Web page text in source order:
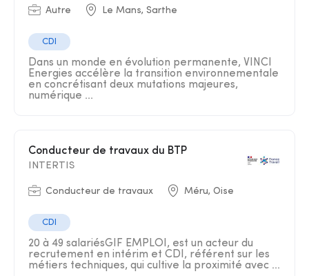
Autre Le Mans, Sarthe
CDI
Dans un monde en évolution permanente, VINCI
Energies accélère la transition environnementale
en concrétisant deux mutations majeures,
numérique ...
Conducteur de travaux du BTP
INTERTIS
Conducteur de travaux Méru, Oise
CDI
20 à 49 salariésGIF EMPLOI, est un acteur du
recrutement en intérim et CDI, référent sur les
métiers techniques, qui cultive la proximité avec ...